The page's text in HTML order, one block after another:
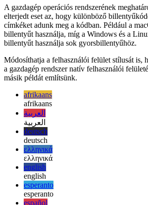
egyszerű, és csak néhány sornyi kódot
Példák használati esetekre
A gazdagép operációs rendszerének
elterjedt eset az, hogy különböző
címkéket adunk meg a kódban. Például a
billentyűt használja, míg a Windows és a
billentyűt használja sok gyorsbillentyűhöz.
Módosíthatja a felhasználói felület stílusát is,
a gazdagép rendszer natív felhasználói
másik példát említsünk.
afrikaans
afrikaans
العربية
العربية
deutsch
deutsch
ελληνικά
ελληνικά